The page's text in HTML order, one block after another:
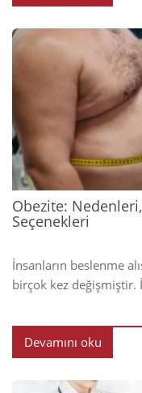
Obezite:
Seçenekleri
İnsanların beslenme
birçok kez değişmiştir.
Devamını oku